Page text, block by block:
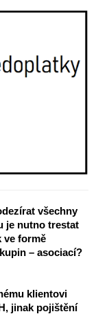
všechny
je nutno trestat
ve formě
– asociací?
klientovi
jinak pojištění